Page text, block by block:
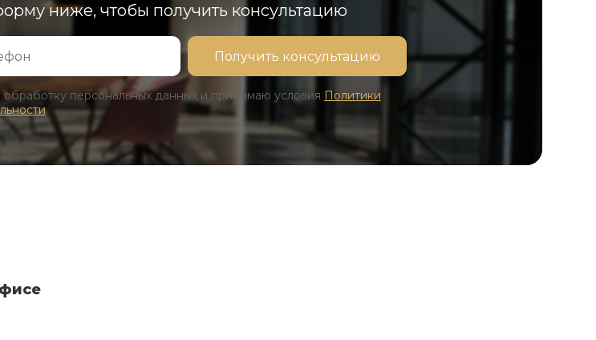
ниже, чтобы получить консультацию
обработку персональных данных и принимаю условия Политики